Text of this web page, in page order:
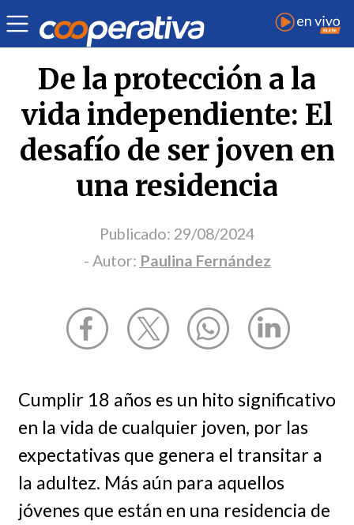
Opinión | Paulina Fernández
De la protección a la
vida independiente: El
desafío de ser joven en
una residencia
Publicado: 29/08/2024
- Autor: Paulina Fernández
Cumplir 18 años es un hito significativo
en la vida de cualquier joven, por las
expectativas que genera el transitar a
la adultez. Más aún para aquellos
jóvenes que están en una residencia de